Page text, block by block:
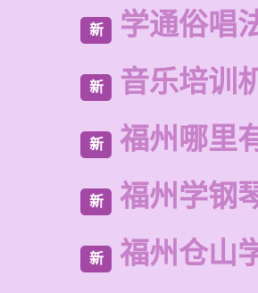
新 学通俗唱
新 音乐培训
新 福州哪里
新 福州学钢
新 福州仓山